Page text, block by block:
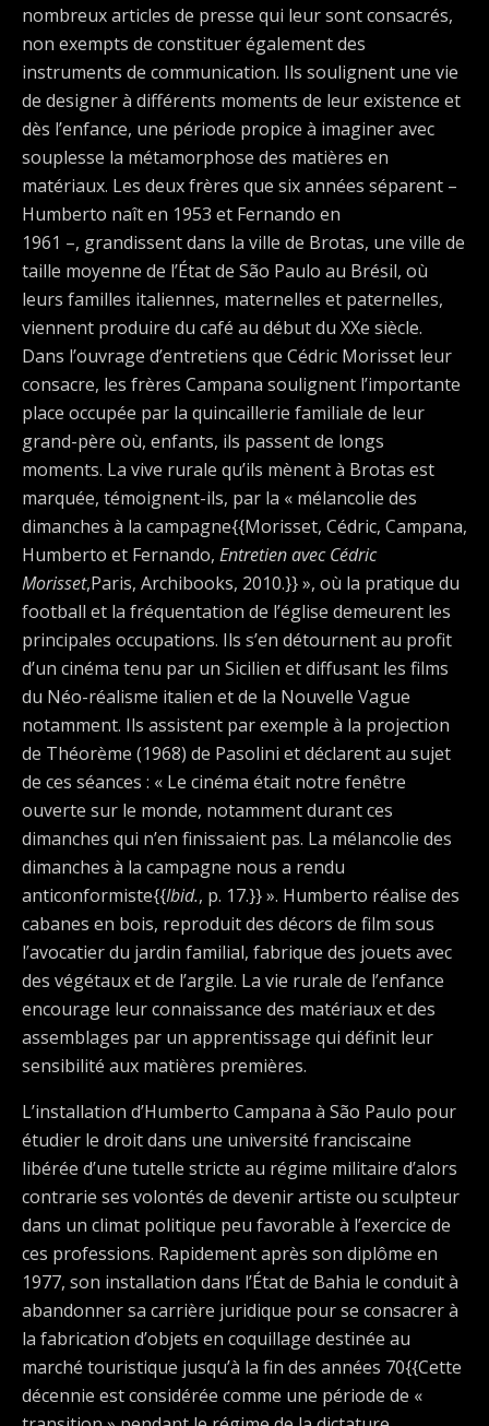
nombreux articles de presse qui leur sont consacrés,
non exempts de constituer également des
instruments de communication. Ils soulignent une vie
de designer à différents moments de leur existence et
dès l’enfance, une période propice à imaginer avec
souplesse la métamorphose des matières en
matériaux. Les deux frères que six années séparent –
Humberto naît en 1953 et Fernando en
1961 –, grandissent dans la ville de Brotas, une ville de
taille moyenne de l’État de São Paulo au Brésil, où
leurs familles italiennes, maternelles et paternelles,
viennent produire du café au début du XXe siècle.
Dans l’ouvrage d’entretiens que Cédric Morisset leur
consacre, les frères Campana soulignent l’importante
place occupée par la quincaillerie familiale de leur
grand-père où, enfants, ils passent de longs
moments. La vive rurale qu’ils mènent à Brotas est
marquée, témoignent-ils, par la « mélancolie des
dimanches à la campagne{{Morisset, Cédric, Campana,
Humberto et Fernando, Entretien avec Cédric
Morisset,Paris, Archibooks, 2010.}} », où la pratique du
football et la fréquentation de l’église demeurent les
principales occupations. Ils s’en détournent au profit
d’un cinéma tenu par un Sicilien et diffusant les films
du Néo-réalisme italien et de la Nouvelle Vague
notamment. Ils assistent par exemple à la projection
de Théorème (1968) de Pasolini et déclarent au sujet
de ces séances : « Le cinéma était notre fenêtre
ouverte sur le monde, notamment durant ces
dimanches qui n’en finissaient pas. La mélancolie des
dimanches à la campagne nous a rendu
anticonformiste{{Ibid., p. 17.}} ». Humberto réalise des
cabanes en bois, reproduit des décors de film sous
l’avocatier du jardin familial, fabrique des jouets avec
des végétaux et de l’argile. La vie rurale de l’enfance
encourage leur connaissance des matériaux et des
assemblages par un apprentissage qui définit leur
sensibilité aux matières premières.
L’installation d’Humberto Campana à São Paulo pour
étudier le droit dans une université franciscaine
libérée d’une tutelle stricte au régime militaire d’alors
contrarie ses volontés de devenir artiste ou sculpteur
dans un climat politique peu favorable à l’exercice de
ces professions. Rapidement après son diplôme en
1977, son installation dans l’État de Bahia le conduit à
abandonner sa carrière juridique pour se consacrer à
la fabrication d’objets en coquillage destinée au
marché touristique jusqu’à la fin des années 70{{Cette
décennie est considérée comme une période de «